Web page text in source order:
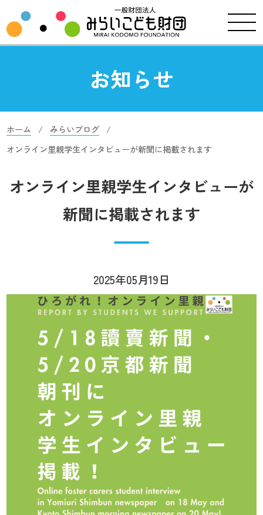
お知らせ
ホーム
みらいブログ
オンライン里親学生インタビューが新聞に掲載されます
オンライン里親学生インタビューが
新聞に掲載されます
2025年05月19日